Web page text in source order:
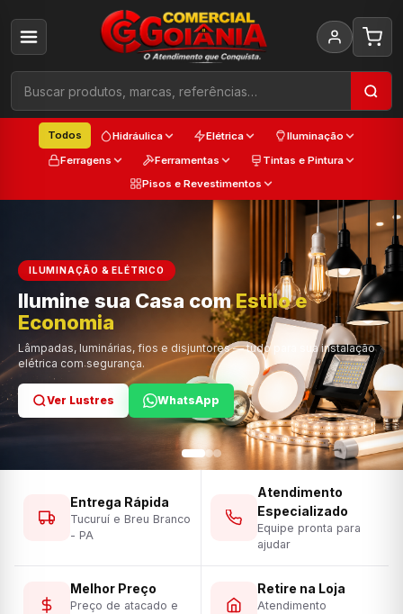
Todos Hidráulica Elétrica
Iluminação
Ferragens
Ferramentas
Tintas e Pintura
Pisos e Revestimentos
ILUMINAÇÃO & ELÉTRICO
Ilumine sua Casa comEstilo e
Economia
Lâmpadas, luminárias, fios e disjuntores — tudo para sua instalação
elétrica com segurança.
Ver Lustres WhatsApp
Cada
Trabalho
Ver Ferramentas WhatsApp
Cor e Qualidade
Ver Tintas WhatsApp
Entrega Rápida
Tucuruí e Breu Branco
- PA
Atendimento
Especializado
Equipe pronta para
ajudar
Melhor Preço
Preço de atacado e
Retire na Loja
Atendimento